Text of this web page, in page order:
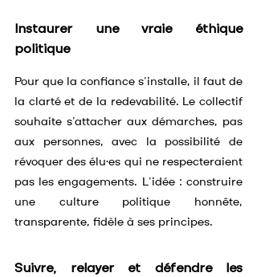
Instaurer une vraie éthique
politique
Pour que la confiance s’installe, il faut de
la clarté et de la redevabilité. Le collectif
souhaite s’attacher aux démarches, pas
aux personnes, avec la possibilité de
révoquer des élu·es qui ne respecteraient
pas les engagements. L’idée : construire
une culture politique honnête,
transparente, fidèle à ses principes.
Suivre, relayer et défendre les